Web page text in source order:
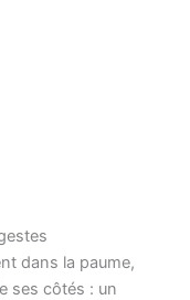
dans la paume,
ses côtés : un